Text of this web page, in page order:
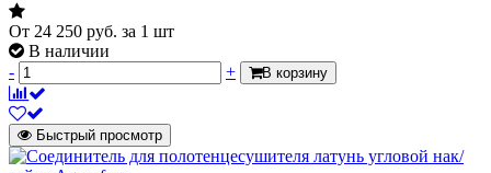
От 24 250 руб. за 1 шт
В наличии
-
+ В корзину
Быстрый просмотр